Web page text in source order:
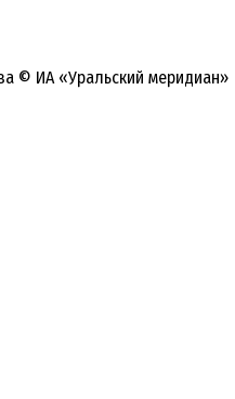
© ИА «Уральский меридиан»